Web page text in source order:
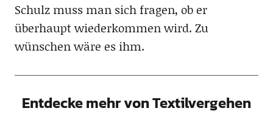
Schulz muss man sich fragen, ob er
überhaupt wiederkommen wird. Zu
wünschen wäre es ihm.
Entdecke mehr von Textilvergehen